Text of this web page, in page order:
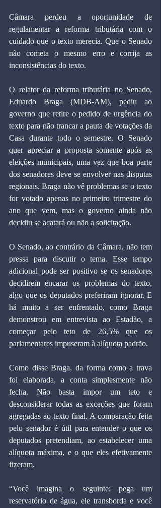
Câmara perdeu a oportunidade de
regulamentar a reforma tributária com o
cuidado que o texto merecia. Que o Senado
não cometa o mesmo erro e corrija as
inconsistências do texto.
O relator da reforma tributária no Senado,
Eduardo Braga (MDB-AM), pediu ao
governo que retire o pedido de urgência do
texto para não trancar a pauta de votações da
Casa durante todo o semestre. O Senado
quer apreciar a proposta somente após as
eleições municipais, uma vez que boa parte
dos senadores deve se envolver nas disputas
regionais. Braga não vê problemas se o texto
for votado apenas no primeiro trimestre do
ano que vem, mas o governo ainda não
decidiu se acatará ou não a solicitação.
O Senado, ao contrário da Câmara, não tem
pressa para discutir o tema. Esse tempo
adicional pode ser positivo se os senadores
decidirem encarar os problemas do texto,
algo que os deputados preferiram ignorar. E
há muito a ser enfrentado, como Braga
demonstrou em entrevista ao Estadão, a
começar pelo teto de 26,5% que os
parlamentares impuseram à alíquota padrão.
Como disse Braga, da forma como a trava
foi elaborada, a conta simplesmente não
fecha. Não basta impor um teto e
desconsiderar todas as exceções que foram
agregadas ao texto final. A comparação feita
pelo senador é útil para entender o que os
deputados pretendiam, ao estabelecer uma
alíquota máxima, e o que eles efetivamente
fizeram.
“Você imagina o seguinte: pega um
reservatório de água, ele transborda e você